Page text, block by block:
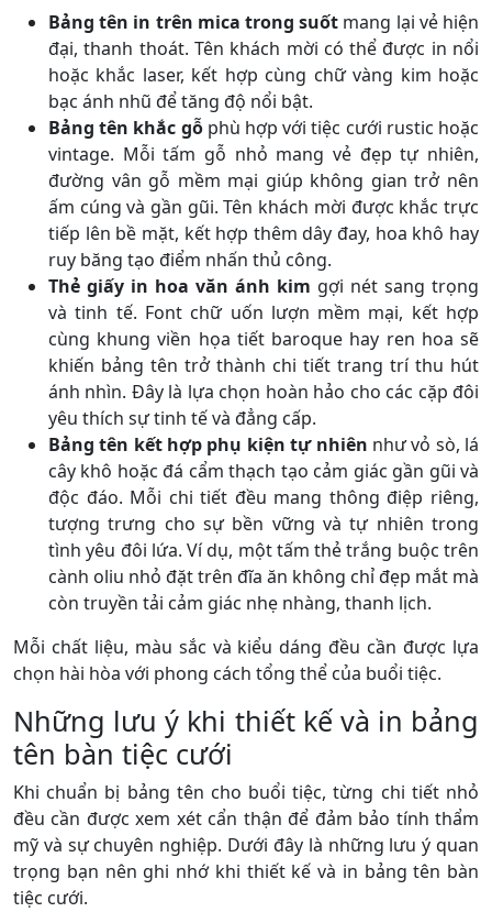
Bảng tên in trên mica trong suốt mang lại vẻ hiện
đại, thanh thoát. Tên khách mời có thể được in nổi
hoặc khắc laser, kết hợp cùng chữ vàng kim hoặc
bạc ánh nhũ để tăng độ nổi bật.
Bảng tên khắc gỗphù hợp với tiệc cưới rustic hoặc
vintage. Mỗi tấm gỗ nhỏ mang vẻ đẹp tự nhiên,
đường vân gỗ mềm mại giúp không gian trở nên
ấm cúng và gần gũi. Tên khách mời được khắc trực
tiếp lên bề mặt, kết hợp thêm dây đay, hoa khô hay
ruy băng tạo điểm nhấn thủ công.
Thẻ giấy in hoa văn ánh kim gợi nét sang trọng
và tinh tế. Font chữ uốn lượn mềm mại, kết hợp
cùng khung viền họa tiết baroque hay ren hoa sẽ
khiến bảng tên trở thành chi tiết trang trí thu hút
ánh nhìn. Đây là lựa chọn hoàn hảo cho các cặp đôi
yêu thích sự tinh tế và đẳng cấp.
Bảng tên kết hợp phụ kiện tự nhiên như vỏ sò, lá
cây khô hoặc đá cẩm thạch tạo cảm giác gần gũi và
độc đáo. Mỗi chi tiết đều mang thông điệp riêng,
tượng trưng cho sự bền vững và tự nhiên trong
tình yêu đôi lứa. Ví dụ, một tấm thẻ trắng buộc trên
cành oliu nhỏ đặt trên đĩa ăn không chỉ đẹp mắt mà
còn truyền tải cảm giác nhẹ nhàng, thanh lịch.
Mỗi chất liệu, màu sắc và kiểu dáng đều cần được lựa
chọn hài hòa với phong cách tổng thể của buổi tiệc.
Những lưu ý khi thiết kế và in bảng
tên bàn tiệc cưới
Khi chuẩn bị bảng tên cho buổi tiệc, từng chi tiết nhỏ
đều cần được xem xét cẩn thận để đảm bảo tính thẩm
mỹ và sự chuyên nghiệp. Dưới đây là những lưu ý quan
trọng bạn nên ghi nhớ khi thiết kế và in bảng tên bàn
tiệc cưới.